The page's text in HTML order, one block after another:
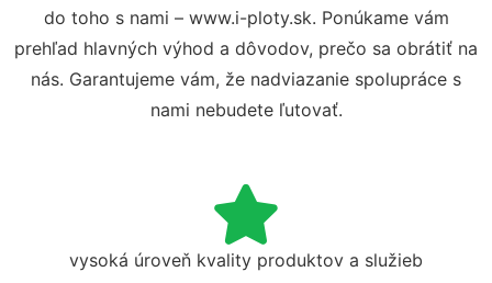
do toho s nami – www.i-ploty.sk. Ponúkame vám
prehľad hlavných výhod a dôvodov, prečo sa obrátiť na
nás. Garantujeme vám, že nadviazanie spolupráce s
nami nebudete ľutovať.
vysoká úroveň kvality produktov a služieb